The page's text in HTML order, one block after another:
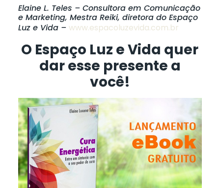
Elaine L. Teles – Consultora em Comunicação
e Marketing, Mestra Reiki, diretora do Espaço
Luz e Vida – www.espacoluzevida.com.br
O Espaço Luz e Vida quer
dar esse presente a
você!